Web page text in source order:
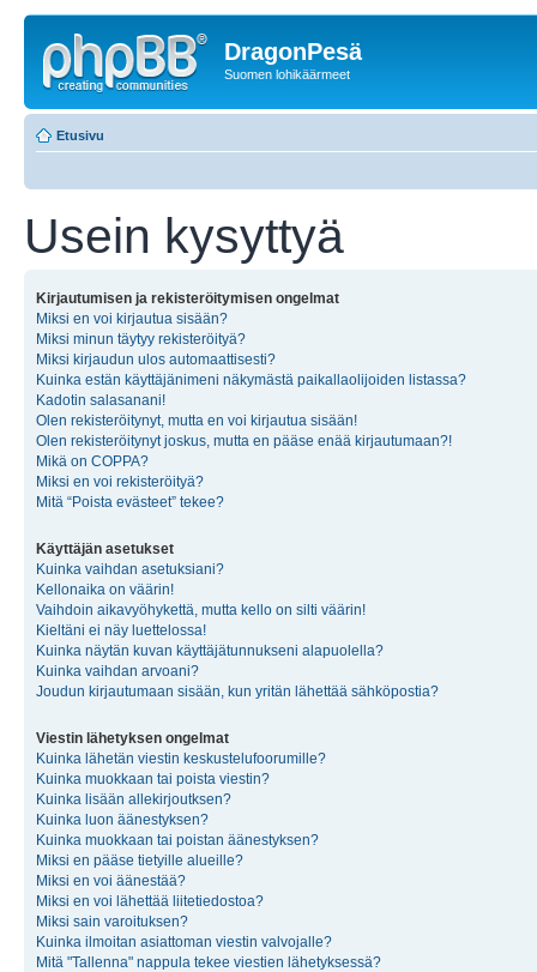
DragonPesä
Suomen lohikäärmeet
Etusivu
Usein kysyttyä
Kirjautumisen ja rekisteröitymisen ongelmat
Miksi en voi kirjautua sisään?
Miksi minun täytyy rekisteröityä?
Miksi kirjaudun ulos automaattisesti?
Kuinka estän käyttäjänimeni näkymästä paikallaolijoiden listassa?
Kadotin salasanani!
Olen rekisteröitynyt, mutta en voi kirjautua sisään!
Olen rekisteröitynyt joskus, mutta en pääse enää kirjautumaan?!
Mikä on COPPA?
Miksi en voi rekisteröityä?
Mitä “Poista evästeet” tekee?
Käyttäjän asetukset
Kuinka vaihdan asetuksiani?
Kellonaika on väärin!
Vaihdoin aikavyöhykettä, mutta kello on silti väärin!
Kieltäni ei näy luettelossa!
Kuinka näytän kuvan käyttäjätunnukseni alapuolella?
Kuinka vaihdan arvoani?
Joudun kirjautumaan sisään, kun yritän lähettää sähköpostia?
Viestin lähetyksen ongelmat
Kuinka lähetän viestin keskustelufoorumille?
Kuinka muokkaan tai poista viestin?
Kuinka lisään allekirjoutksen?
Kuinka luon äänestyksen?
Kuinka muokkaan tai poistan äänestyksen?
Miksi en pääse tietyille alueille?
Miksi en voi äänestää?
Miksi en voi lähettää liitetiedostoa?
Miksi sain varoituksen?
Kuinka ilmoitan asiattoman viestin valvojalle?
Mitä "Tallenna" nappula tekee viestien lähetyksessä?